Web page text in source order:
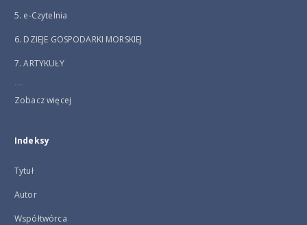
5. e-Czytelnia
6. DZIEJE GOSPODARKI MORSKIEJ
7. ARTYKUŁY
...
Zobacz więcej
Indeksy
Tytuł
Autor
Współtwórca